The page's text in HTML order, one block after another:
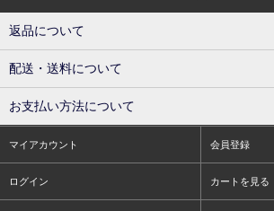
返品について
配送・送料について
お支払い方法について
マイアカウント 会員登録
ログイン カートを見る